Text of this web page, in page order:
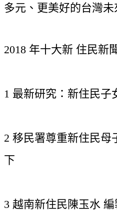
多元、更美好的台灣未
2018 年十大新 住民新
1 最新研究：新住民子
2 移民署尊重新住民母
下
3 越南新住民陳玉水